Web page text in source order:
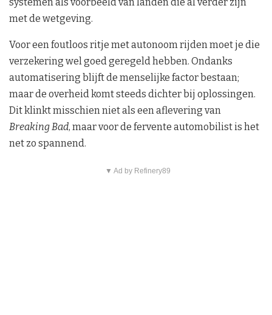
met de wetgeving.
Voor een foutloos ritje met autonoom rijden moet je die
verzekering wel goed geregeld hebben. Ondanks
automatisering blijft de menselijke factor bestaan;
maar de overheid komt steeds dichter bij oplossingen.
Dit klinkt misschien niet als een aflevering van
Breaking Bad, maar voor de fervente automobilist is het
net zo spannend.
▼ Ad by Refinery89